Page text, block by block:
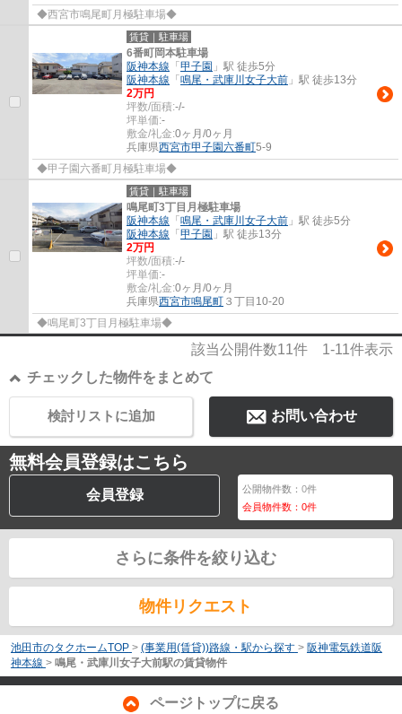
◆西宮市鳴尾町月極駐車場◆
賃貸｜駐車場
6番町岡本駐車場
阪神本線 「 甲子園 」駅 徒歩5分
阪神本線 「 鳴尾・武庫川女子大前 」駅 徒歩13分
2万円
坪数/面積:-/-
坪単価:-
敷金/礼金:0ヶ月/0ヶ月
兵庫県西宮市甲子園六番町5-9
◆甲子園六番町月極駐車場◆
賃貸｜駐車場
鳴尾町3丁目月極駐車場
阪神本線 「 鳴尾・武庫川女子大前 」駅 徒歩5分
阪神本線 「 甲子園 」駅 徒歩13分
2万円
坪数/面積:-/-
坪単価:-
敷金/礼金:0ヶ月/0ヶ月
兵庫県西宮市鳴尾町 ３丁目10-20
◆鳴尾町3丁目月極駐車場◆
該当公開件数11件 1-11件表示
チェックした物件をまとめて
お問い合わせ
検討リストに追加
無料会員登録はこちら
会員登録 公開物件数：0件
会員物件数：0件
さらに条件を絞り込む
物件リクエスト
池田市のタクホームTOP > (事業用(賃貸))路線・駅から探す > 阪神電気鉄道阪
神本線 > 鳴尾・武庫川女子大前駅の賃貸物件
ページトップに戻る